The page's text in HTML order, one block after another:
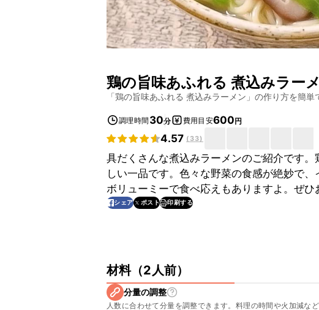
鶏の旨味あふれる 煮込みラー
「鶏の旨味あふれる 煮込みラーメン 」の作り方を簡単
調理時間 30分 費用目安600円
4.57 ( 33)
具だくさんな煮込みラーメンのご紹介です
しい一品です。色々な野菜の食感が絶妙で
ボリューミーで食べ応えもありますよ。ぜひ
シェア ポスト 印刷する
材料（2人前）
分量の調整
人数に合わせて分量を調整できます。料理の時間や火加減な